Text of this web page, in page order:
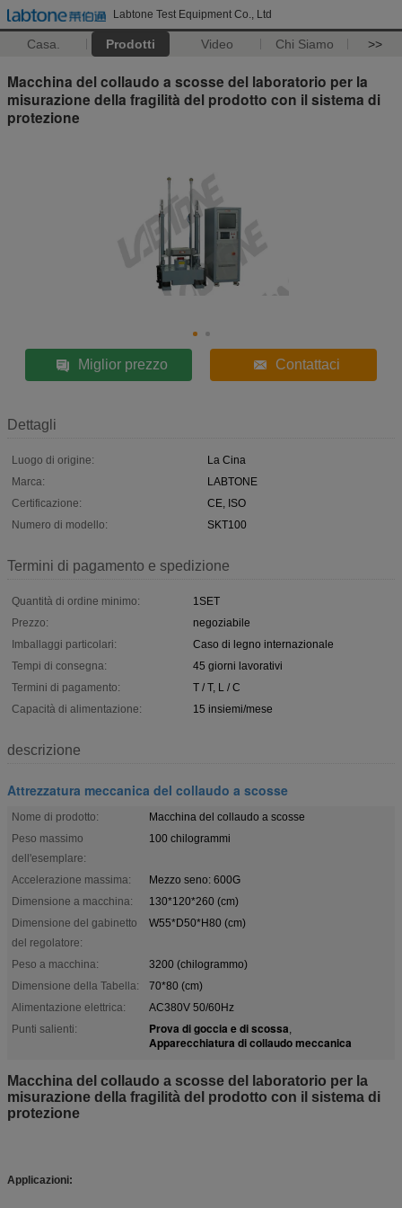
Labtone Test Equipment Co., Ltd
Casa. Prodotti Video Chi Siamo >>
Macchina del collaudo a scosse del laboratorio per la
misurazione della fragilità del prodotto con il sistema di
protezione
Miglior prezzo Contattaci
Dettagli
Luogo di origine:
La Cina
Marca:
LABTONE
Certificazione:
CE, ISO
Numero di modello:
SKT100
Termini di pagamento e spedizione
Quantità di ordine minimo:
1SET
Prezzo:
negoziabile
Imballaggi particolari:
Caso di legno internazionale
Tempi di consegna:
45 giorni lavorativi
Termini di pagamento:
T / T, L / C
Capacità di alimentazione:
15 insiemi/mese
descrizione
Attrezzatura meccanica del collaudo a scosse
Nome di prodotto:
Macchina del collaudo a scosse
Peso massimo
dell'esemplare:
100 chilogrammi
Accelerazione massima:
Mezzo seno: 600G
Dimensione a macchina:
130*120*260 (cm)
Dimensione del gabinetto
del regolatore:
W55*D50*H80 (cm)
Peso a macchina:
3200 (chilogrammo)
Dimensione della Tabella:
70*80 (cm)
Alimentazione elettrica:
AC380V 50/60Hz
Punti salienti:
Prova di goccia e di scossa,
Apparecchiatura di collaudo meccanica
Macchina del collaudo a scosse del laboratorio per la
misurazione della fragilità del prodotto con il sistema di
protezione
Applicazioni: